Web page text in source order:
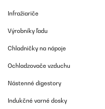
Infražiariče
Výrobníky ľadu
Chladničky na nápoje
Ochladzovače vzduchu
Nástenné digestory
Indukčné varné dosky